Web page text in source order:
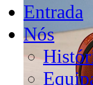
Entrada
Nós